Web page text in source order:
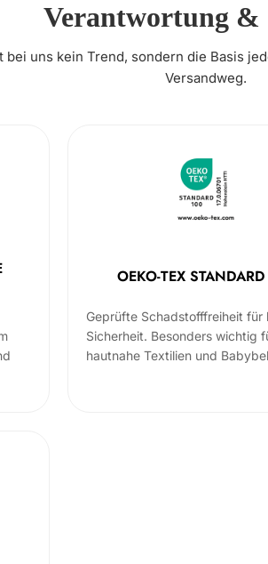
Verantwortung
bei uns kein Trend, sondern die Basis
Versandweg.
OEKO-TEX
Geprüfte Schadstofffreiheit für
Sicherheit. Besonders wichtig
hautnahe Textilien und